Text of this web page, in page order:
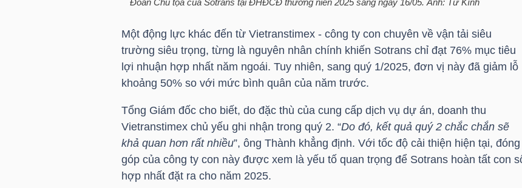
Đoàn Chủ tọa của Sotrans tại ĐHĐCĐ thường niên 2025 sáng ngày 16/05. Ảnh: Tử Kính
Một động lực khác đến từ Vietranstimex - công ty con chuyên về vận tải siêu
trường siêu trọng, từng là nguyên nhân chính khiến Sotrans chỉ đạt 76% mục tiêu
lợi nhuận hợp nhất năm ngoái. Tuy nhiên, sang quý 1/2025, đơn vị này đã giảm lỗ
khoảng 50% so với mức bình quân của năm trước.
Tổng Giám đốc cho biết, do đặc thù của cung cấp dịch vụ dự án, doanh thu
Vietranstimex chủ yếu ghi nhận trong quý 2. “Do đó, kết quả quý 2 chắc chắn sẽ
khả quan hơn rất nhiều”, ông Thành khẳng định. Với tốc độ cải thiện hiện tại, đóng
góp của công ty con này được xem là yếu tố quan trọng để Sotrans hoàn tất con
hợp nhất đặt ra cho năm 2025.